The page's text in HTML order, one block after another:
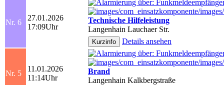
Nr. 6
27.01.2026
17:09Uhr
Technische Hilfeleistung
Langenhain Lauchaer Str.
Details ansehen
Nr. 5
11.01.2026
11:14Uhr
Brand
Langenhain Kalkbergstraße